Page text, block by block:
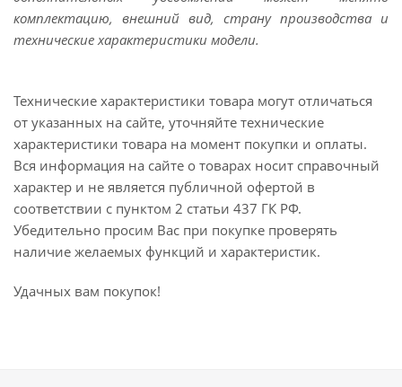
комплектацию, внешний вид, страну производства и
технические характеристики модели.
Технические характеристики товара могут отличаться
от указанных на сайте, уточняйте технические
характеристики товара на момент покупки и оплаты.
Вся информация на сайте о товарах носит справочный
характер и не является публичной офертой в
соответствии с пунктом 2 статьи 437 ГК РФ.
Убедительно просим Вас при покупке проверять
наличие желаемых функций и характеристик.
Удачных вам покупок!